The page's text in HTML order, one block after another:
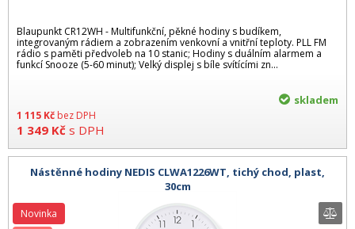
Blaupunkt CR12WH - Multifunkční, pěkné hodiny s budíkem,
integrovaným rádiem a zobrazením venkovní a vnitřní teploty. PLL FM
rádio s paměti předvoleb na 10 stanic; Hodiny s duálním alarmem a
funkcí Snooze (5-60 minut); Velký displej s bíle svítícími zn...
1 115 Kč bez DPH
1 349 Kč s DPH
skladem
Nástěnné hodiny NEDIS CLWA1226WT, tichý chod, plast,
30cm
Novinka